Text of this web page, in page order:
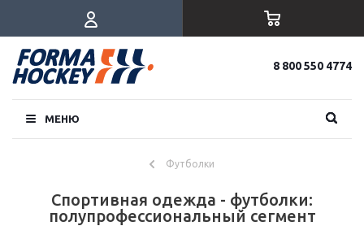
8 800 550 4774
МЕНЮ
Футболки
Спортивная одежда - футболки:
полупрофессиональный сегмент